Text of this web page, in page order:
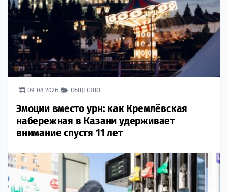
09-08-2026 ОБЩЕСТВО
Эмоции вместо урн: как Кремлёвская
набережная в Казани удерживает
внимание спустя 11 лет